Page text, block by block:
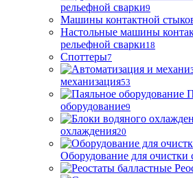
рельефной сварки9
Машины контактной
Настольные машины
рельефной сварки18
Споттеры7
механизация53
оборудование9
охлаждения20
Оборудование для